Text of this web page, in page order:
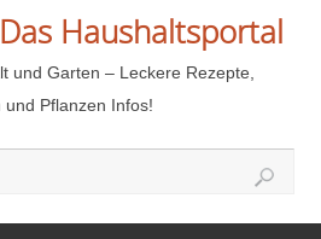
Haushaltsportal
und Garten – Leckere Rezepte,
Pflanzen Infos!